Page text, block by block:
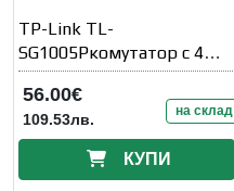
TP-Link TL-
SG1005Pкомутатор с 4
PoE порта
56.00€
109.53лв. на склад
КУПИ